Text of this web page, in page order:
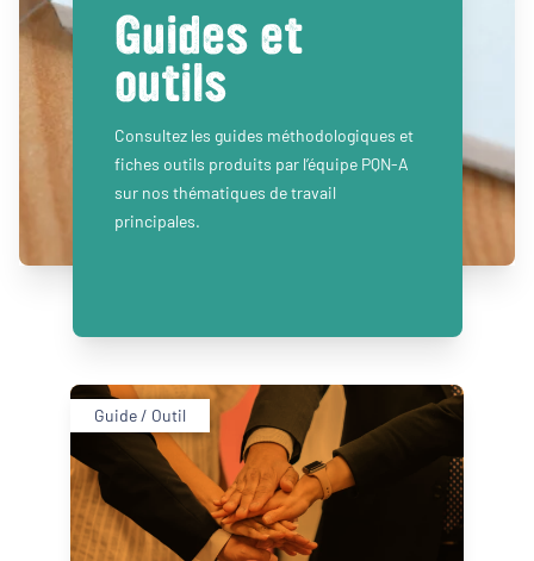
Guides et
outils
Consultez les guides méthodologiques et
fiches outils produits par l’équipe PQN-A
sur nos thématiques de travail
principales.
Guide / Outil